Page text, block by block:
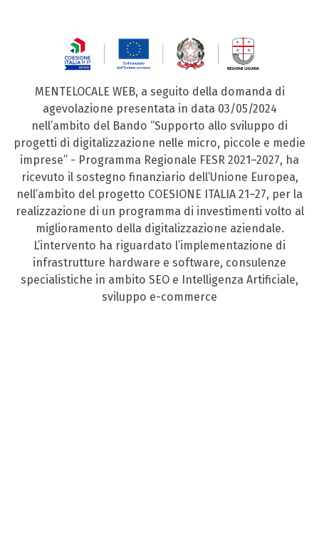
MENTELOCALE WEB, a seguito della domanda di
agevolazione presentata in data 03/05/2024
nell’ambito del Bando “Supporto allo sviluppo di
progetti di digitalizzazione nelle micro, piccole e medie
imprese” - Programma Regionale FESR 2021–2027, ha
ricevuto il sostegno finanziario dell’Unione Europea,
nell’ambito del progetto COESIONE ITALIA 21–27, per la
realizzazione di un programma di investimenti volto al
miglioramento della digitalizzazione aziendale.
L’intervento ha riguardato l’implementazione di
infrastrutture hardware e software, consulenze
specialistiche in ambito SEO e Intelligenza Artificiale,
sviluppo e-commerce